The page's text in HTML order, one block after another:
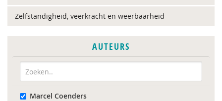
Zelfstandigheid, veerkracht en weerbaarheid
AUTEURS
Marcel Coenders